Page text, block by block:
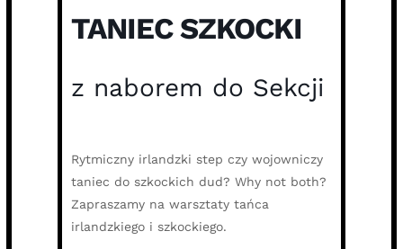
TANIEC SZKOCKI
z naborem do Sekcji
Rytmiczny irlandzki step czy wojowniczy
taniec do szkockich dud? Why not both?
Zapraszamy na warsztaty tańca
irlandzkiego i szkockiego.